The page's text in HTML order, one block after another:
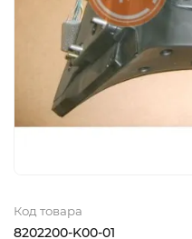
Код товара
8202200-K00-01